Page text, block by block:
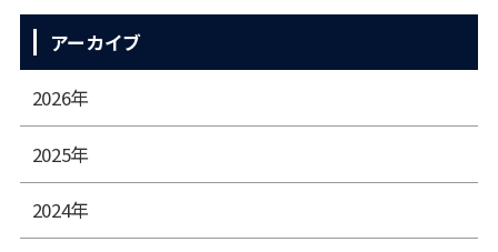
アーカイブ
2026年
2025年
2024年